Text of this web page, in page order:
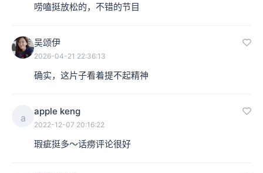
唠嗑挺放松的，不错的节目
吴颂伊
2026-04-21 22:36:13
确实，这片子看着提不起精神
a
apple keng
2022-12-07 20:16:22
瑕疵挺多～话痨评论很好